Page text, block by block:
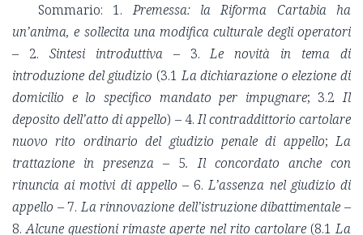
Sommario: 1.Premessa: la Riforma Cartabia ha
un’anima, e sollecita una modifica culturale degli operatori
– 2. Sintesi introduttiva – 3.Le novità in tema di
introduzione del giudizio (3.1La dichiarazione o elezione di
domicilio e lo specifico mandato per impugnare; 3.2Il
deposito dell’atto di appello) – 4.Il contraddittorio cartolare
nuovo rito ordinario del giudizio penale di appello; La
trattazione in presenza – 5. Il concordato anche con
rinuncia ai motivi di appello – 6.L’assenza nel giudizio di
appello –7.La rinnovazione dell’istruzione dibattimentale –
8. Alcune questioni rimaste aperte nel rito cartolare (8.1La